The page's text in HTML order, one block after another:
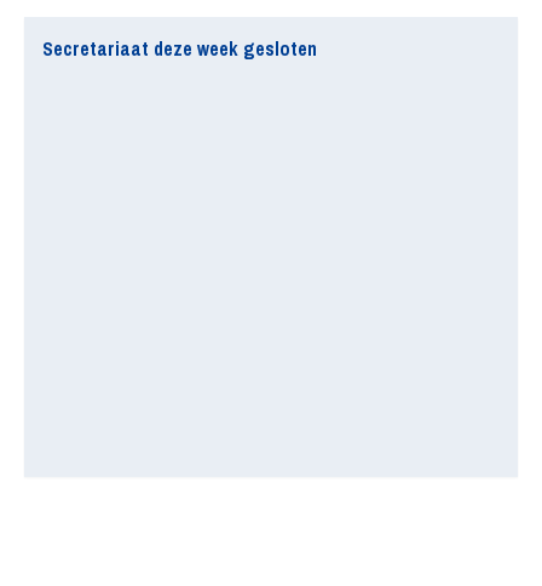
Secretariaat deze week gesloten